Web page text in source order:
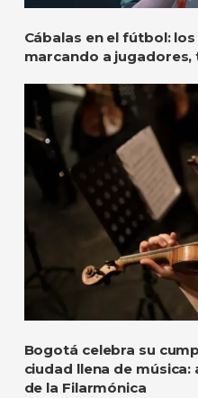
Cábalas en el fútbol:
marcando a jugadores,
Bogotá celebra su
ciudad llena de
de la Filarmónica